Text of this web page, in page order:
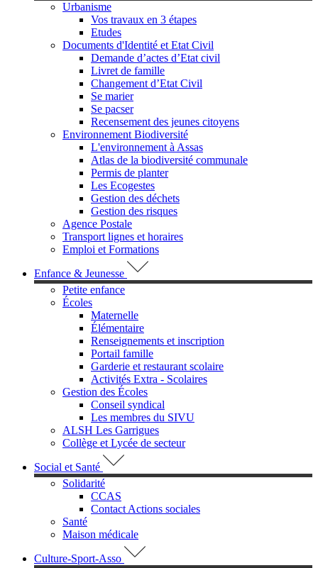
Urbanisme
Vos travaux en 3 étapes
Etudes
Documents d'Identité et Etat Civil
Demande d’actes d’Etat civil
Livret de famille
Changement d’Etat Civil
Se marier
Se pacser
Recensement des jeunes citoyens
Environnement Biodiversité
L'environnement à Assas
Atlas de la biodiversité communale
Permis de planter
Les Ecogestes
Gestion des déchets
Gestion des risques
Agence Postale
Transport lignes et horaires
Emploi et Formations
Enfance & Jeunesse
Petite enfance
Écoles
Maternelle
Élémentaire
Renseignements et inscription
Portail famille
Garderie et restaurant scolaire
Activités Extra - Scolaires
Gestion des Écoles
Conseil syndical
Les membres du SIVU
ALSH Les Garrigues
Collège et Lycée de secteur
Social et Santé
Solidarité
CCAS
Contact Actions sociales
Santé
Maison médicale
Culture-Sport-Asso